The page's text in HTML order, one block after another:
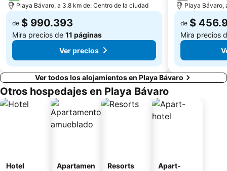
Playa Bávaro, a 3.8 km de: Centro de la ciudad
de $ 990.393
Mira precios de 11 páginas
Ver precios
Playa Bávaro,
de $
Mira precios
Ver todos los alojamientos en Playa Bávaro
Otros hospedajes en Playa Bávaro
Hotel
Apartamen
Resorts
Apart-